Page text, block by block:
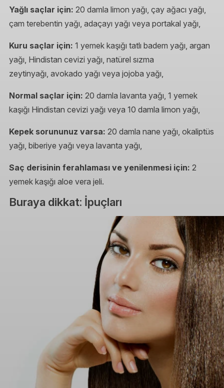
Yağlı saçlar için: 20 damla limon yağı, çay ağacı yağı,
çam terebentin yağı, adaçayı yağı veya portakal yağı,
Kuru saçlar için: 1 yemek kaşığı tatlı badem yağı, argan
yağı, Hindistan cevizi yağı, natürel sızma
zeytinyağı, avokado yağı veya jojoba yağı,
Normal saçlar için: 20 damla lavanta yağı, 1 yemek
kaşığı Hindistan cevizi yağı veya 10 damla limon yağı,
Kepek sorununuz varsa: 20 damla nane yağı, okaliptüs
yağı, biberiye yağı veya lavanta yağı,
Saç derisinin ferahlaması ve yenilenmesi için: 2
yemek kaşığı aloe vera jeli.
Buraya dikkat: İpuçları